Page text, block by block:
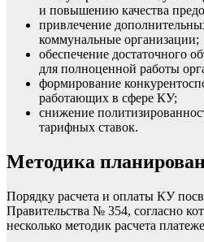
и повышению качества
привлечение
коммунальные организации;
обеспечение достаточного
для полноценной работы
формирование
работающих в сфере КУ;
снижение
тарифных ставок.
Методика
Порядку расчета и оплаты КУ
Правительства № 354, согласно
несколько методик расчета